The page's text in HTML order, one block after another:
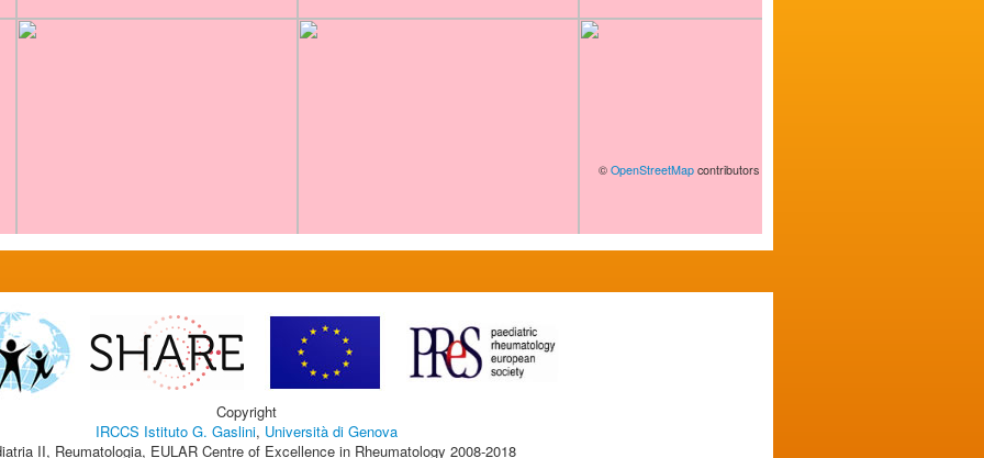
© OpenStreetMap contributors
Copyright
IRCCS Istituto G. Gaslini, Università di Genova
II, Reumatologia, EULAR Centre of Excellence in Rheumatology 2008-2018